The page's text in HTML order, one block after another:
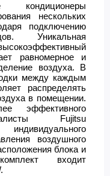
кондиционеры
нескольких
подключению
Уникальная
равномерное и
воздуха. В
между каждым
распределять
в помещении.
эффективного
Fujitsu
воздушного
блока и
входит